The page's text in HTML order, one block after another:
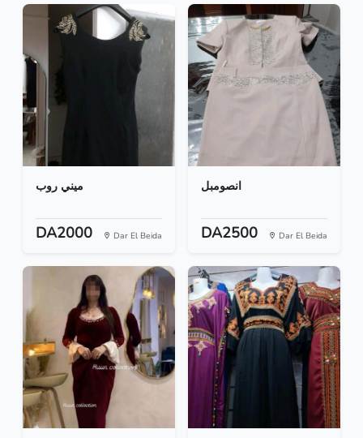
ميني روب
DA2000 Dar El Beida
انصومبل
DA2500 Dar El Beida